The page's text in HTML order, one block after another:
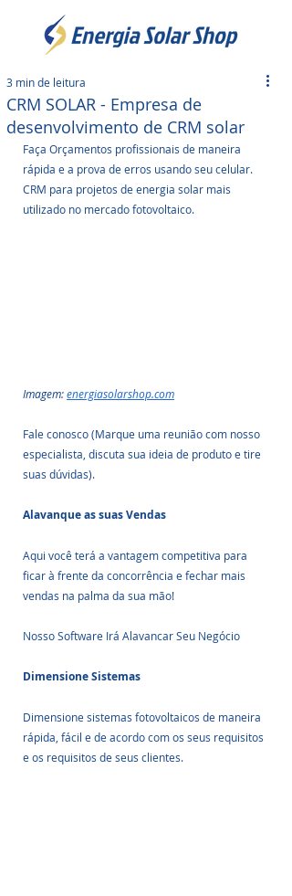
CRM SOLAR - Empresa de
desenvolvimento de CRM solar
3 min de leitura
Faça Orçamentos profissionais de maneira
rápida e a prova de erros usando seu celular.
CRM para projetos de energia solar mais
utilizado no mercado fotovoltaico.
Imagem: energiasolarshop.com
Fale conosco (Marque uma reunião com nosso
especialista, discuta sua ideia de produto e tire
suas dúvidas).
Alavanque as suas Vendas
Aqui você terá a vantagem competitiva para
ficar à frente da concorrência e fechar mais
vendas na palma da sua mão!
Nosso Software Irá Alavancar Seu Negócio
Dimensione Sistemas
Dimensione sistemas fotovoltaicos de maneira
rápida, fácil e de acordo com os seus requisitos
e os requisitos de seus clientes.